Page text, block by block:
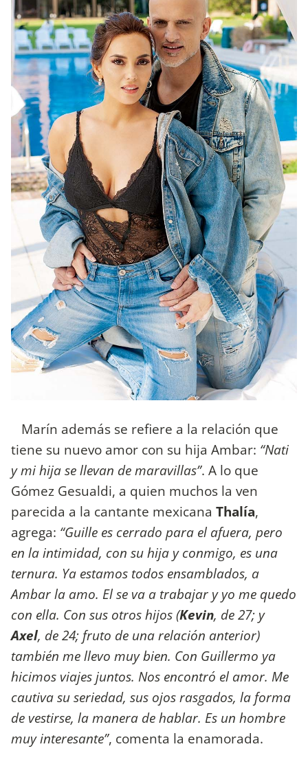
Marín además se refiere a la relación que
tiene su nuevo amor con su hija Ambar: “Nati
y mi hija se llevan de maravillas”. A lo que
Gómez Gesualdi, a quien muchos la ven
parecida a la cantante mexicana Thalía,
agrega: “Guille es cerrado para el afuera, pero
en la intimidad, con su hija y conmigo, es una
ternura. Ya estamos todos ensamblados, a
Ambar la amo. El se va a trabajar y yo me quedo
con ella. Con sus otros hijos (Kevin, de 27; y
Axel, de 24; fruto de una relación anterior)
también me llevo muy bien. Con Guillermo ya
hicimos viajes juntos. Nos encontró el amor. Me
cautiva su seriedad, sus ojos rasgados, la forma
de vestirse, la manera de hablar. Es un hombre
muy interesante”, comenta la enamorada.